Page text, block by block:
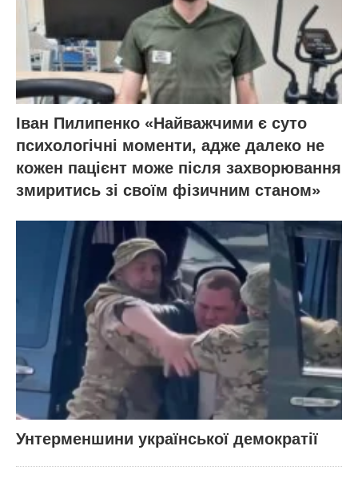
Іван Пилипенко «Найважчими є суто
психологічні моменти, адже далеко не
кожен пацієнт може після захворювання
змиритись зі своїм фізичним станом»
Унтерменшини української демократії